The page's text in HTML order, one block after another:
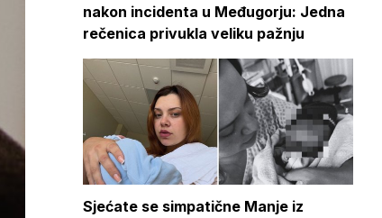
nakon incidenta u Međugorju: Jedna
rečenica privukla veliku pažnju
Sjećate se simpatične Manje iz